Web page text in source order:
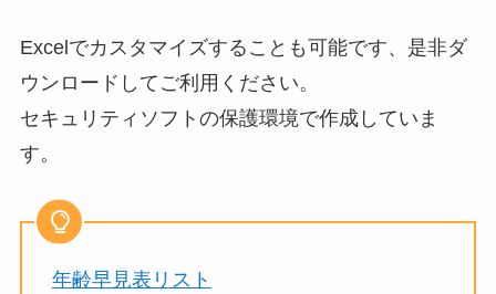
Excelでカスタマイズすることも可能です、是非ダ
ウンロードしてご利用ください。
セキュリティソフトの保護環境で作成していま
す。
年齢早見表リスト